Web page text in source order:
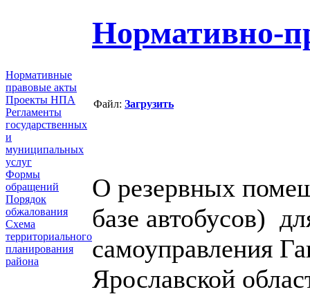
Нормативные
правовые акты
Проекты НПА
Регламенты
государственных
и
муниципальных
услуг
Формы
обращений
Порядок
обжалования
Схема
территориального
планирования
района
Нормативно-
Файл: Загрузить
О резервных
базе автобусов)
самоуправления
Ярославской